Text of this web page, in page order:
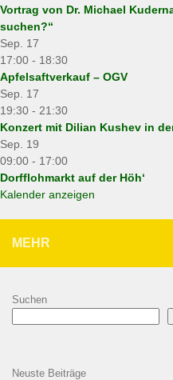
Vortrag von Dr. Michael
suchen?“
Sep. 17
17:00 - 18:30
Apfelsaftverkauf – OGV
Sep. 17
19:30 - 21:30
Konzert mit Dilian Kushev in
Sep. 19
09:00 - 17:00
Dorfflohmarkt auf der Höh‘
Kalender anzeigen
MEHR
Suchen
Neuste Beiträge